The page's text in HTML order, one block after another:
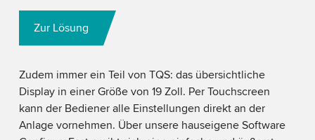
Zur Lösung
Zudem immer ein Teil von TQS: das übersichtliche
Display in einer Größe von 19 Zoll. Per Touchscreen
kann der Bediener alle Einstellungen direkt an der
Anlage vornehmen. Über unsere hauseigene Software